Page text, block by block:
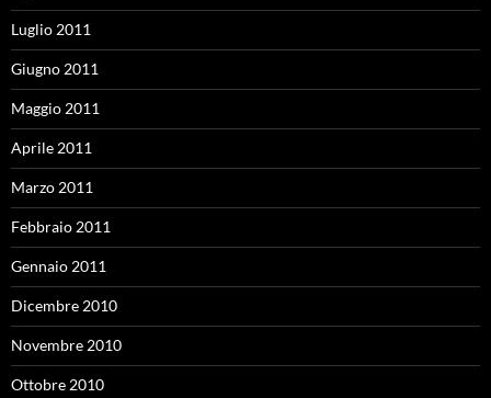
Luglio 2011
Giugno 2011
Maggio 2011
Aprile 2011
Marzo 2011
Febbraio 2011
Gennaio 2011
Dicembre 2010
Novembre 2010
Ottobre 2010